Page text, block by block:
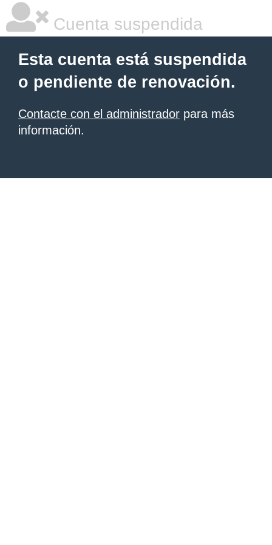
Cuenta suspendida
Esta cuenta está suspendida
o pendiente de renovación.
Contacte con el administrador para más
información.